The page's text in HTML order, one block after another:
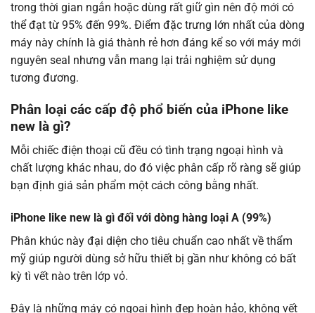
trong thời gian ngắn hoặc dùng rất giữ gìn nên độ mới có
thể đạt từ 95% đến 99%. Điểm đặc trưng lớn nhất của dòng
máy này chính là giá thành rẻ hơn đáng kể so với máy mới
nguyên seal nhưng vẫn mang lại trải nghiệm sử dụng
tương đương.
Phân loại các cấp độ phổ biến của iPhone like
new là gì?
Mỗi chiếc điện thoại cũ đều có tình trạng ngoại hình và
chất lượng khác nhau, do đó việc phân cấp rõ ràng sẽ giúp
bạn định giá sản phẩm một cách công bằng nhất.
iPhone like new là gì đối với dòng hàng loại A (99%)
Phân khúc này đại diện cho tiêu chuẩn cao nhất về thẩm
mỹ giúp người dùng sở hữu thiết bị gần như không có bất
kỳ tì vết nào trên lớp vỏ.
Đây là những máy có ngoại hình đẹp hoàn hảo, không vết